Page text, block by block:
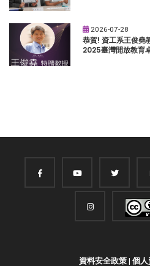
2026-07-28
恭賀! 資工系王俊堯
2025臺灣開放教育
資料安全政策| 個人